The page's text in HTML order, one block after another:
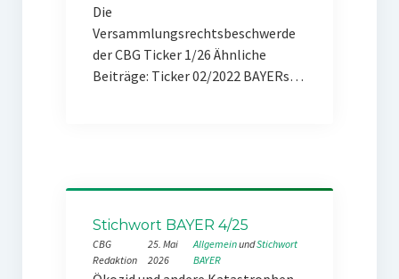
Die
Versammlungsrechtsbeschwerde
der CBG Ticker 1/26 Ähnliche
Beiträge: Ticker 02/2022 BAYERs…
Stichwort BAYER 4/25
CBG
Redaktion
25. Mai
2026
Allgemein und Stichwort
BAYER